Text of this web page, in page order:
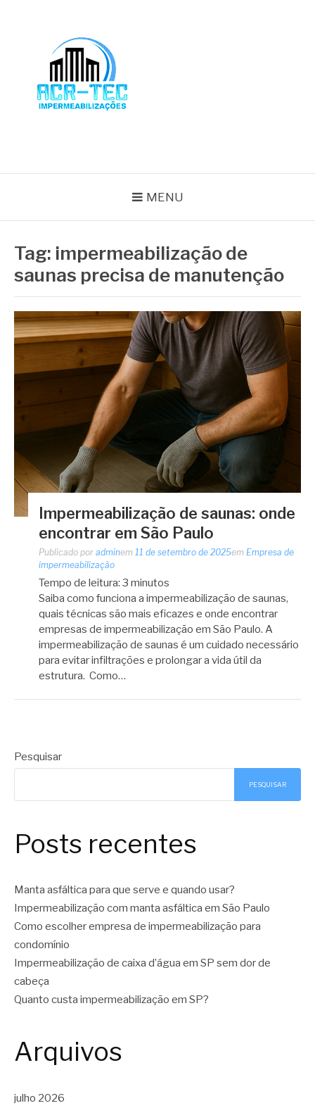
MENU
Tag: impermeabilização de
saunas precisa de manutenção
Impermeabilização de saunas: onde
encontrar em São Paulo
Publicado por adminem 11 de setembro de 2025em Empresa de
impermeabilização
Tempo de leitura: 3 minutos
Saiba como funciona a impermeabilização de saunas,
quais técnicas são mais eficazes e onde encontrar
empresas de impermeabilização em São Paulo. A
impermeabilização de saunas é um cuidado necessário
para evitar infiltrações e prolongar a vida útil da
estrutura. Como…
Pesquisar
PESQUISAR
Posts recentes
Manta asfáltica para que serve e quando usar?
Impermeabilização com manta asfáltica em São Paulo
Como escolher empresa de impermeabilização para
condomínio
Impermeabilização de caixa d’água em SP sem dor de
cabeça
Quanto custa impermeabilização em SP?
Arquivos
julho 2026